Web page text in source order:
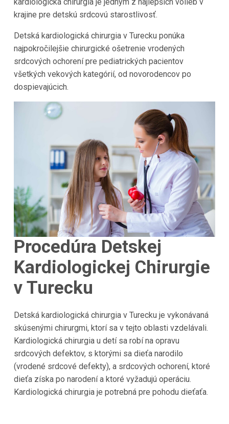
krajine pre detskú srdcovú starostlivosť.
Detská kardiologická chirurgia v Turecku ponúka
najpokročilejšie chirurgické ošetrenie vrodených
srdcových ochorení pre pediatrických pacientov
všetkých vekových kategórií, od novorodencov po
dospievajúcich.
Procedúra Detskej
Kardiologickej Chirurgie
v Turecku
Detská kardiologická chirurgia v Turecku je vykonávaná
skúsenými chirurgmi, ktorí sa v tejto oblasti vzdelávali.
Kardiologická chirurgia u detí sa robí na opravu
srdcových defektov, s ktorými sa dieťa narodilo
(vrodené srdcové defekty), a srdcových ochorení, ktoré
dieťa získa po narodení a ktoré vyžadujú operáciu.
Kardiologická chirurgia je potrebná pre pohodu dieťaťa.